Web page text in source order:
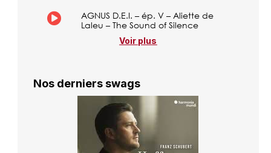
AGNUS D.E.I. – ép. V – Aliette de
Laleu – The Sound of Silence
Voir plus
Nos derniers swags